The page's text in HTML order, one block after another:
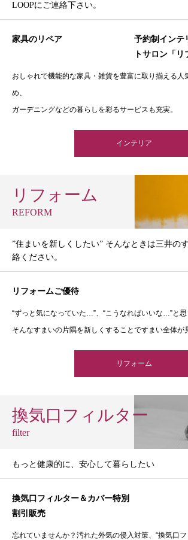
LOOPにご連絡下さい。
家具のリペア
予約制インテ
トサロン「リ
おしゃれで機能的な家具・雑貨を豊富に取り揃える人
め、
ガーデニングなどの暮らしを彩るサービスも充実。
インテリア
リフォーム
REFORM
”住まいを新しくしたい” そんなときは三井の
絡ください。
リフォームご優待
“ずっと気になっていた…”、“こうなればいいな…”と思
そんなすまいの片隅を新しくすることですまい全体が
リフォーム
換気口フィルター
filter
もっと健康的に、安心して暮らしたい
換気口フィルター＆カバー特別
割引販売
忘れていませんか？汚れた外気の侵入対策、“換気口フ